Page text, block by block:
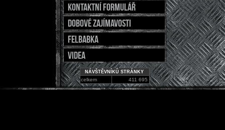
Kontaktní formulář
Dobové zajímavosti
Felbabka
Videa
NÁVŠTĚVNÍKŮ STRÁNKY
celkem 411 695